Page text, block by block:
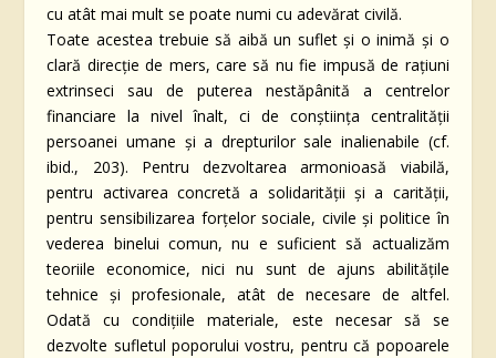
cu atât mai mult se poate numi cu adevărat civilă.
Toate acestea trebuie să aibă un suflet și o inimă și o
clară direcție de mers, care să nu fie impusă de rațiuni
extrinseci sau de puterea nestăpânită a centrelor
financiare la nivel înalt, ci de conștiința centralității
persoanei umane și a drepturilor sale inalienabile (cf.
ibid., 203). Pentru dezvoltarea armonioasă viabilă,
pentru activarea concretă a solidarității și a carității,
pentru sensibilizarea forțelor sociale, civile și politice în
vederea binelui comun, nu e suficient să actualizăm
teoriile economice, nici nu sunt de ajuns abilitățile
tehnice și profesionale, atât de necesare de altfel.
Odată cu condițiile materiale, este necesar să se
dezvolte sufletul poporului vostru, pentru că popoarele